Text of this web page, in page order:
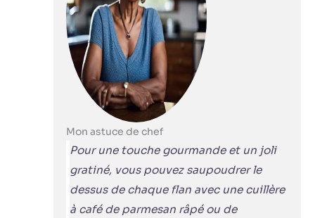
Mon astuce de chef
Pour une touche gourmande et un joli
gratiné, vous pouvez saupoudrer le
dessus de chaque flan avec une cuillère
à café de parmesan râpé ou de